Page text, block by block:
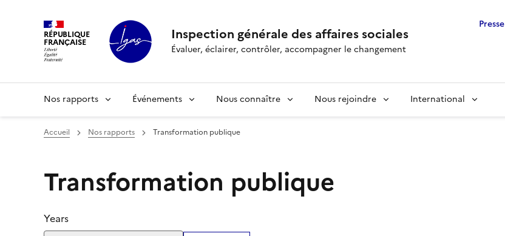
RÉPUBLIQUE
FRANÇAISE Inspection générale des affaires sociales
Évaluer, éclairer, contrôler, accompagner le changement
Presse
Nos rapports Événements Nous connaître Nous rejoindre International
Accueil Nos rapports Transformation publique
Transformation publique
Years